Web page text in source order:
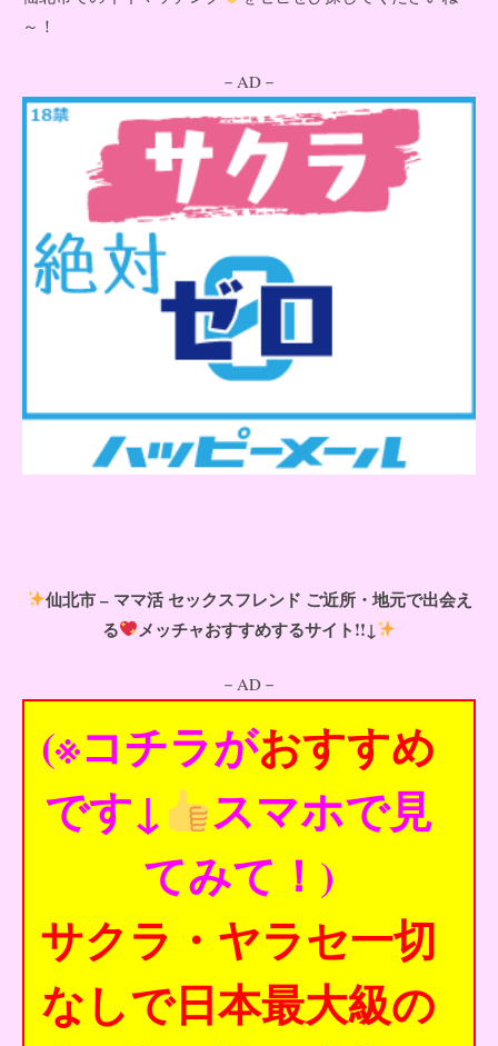
～！
－AD－
仙北市 – ママ活 セックスフレンド ご近所・地元で出会え
る
メッチャおすすめするサイト!!↓
－AD－
(※コチラがおすすめ
です↓
スマホで見
てみて！)
サクラ・ヤラセ一切
なしで日本最大級の